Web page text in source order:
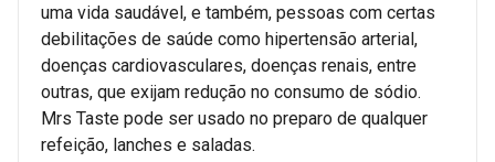
uma vida saudável, e também, pessoas com certas
debilitações de saúde como hipertensão arterial,
doenças cardiovasculares, doenças renais, entre
outras, que exijam redução no consumo de sódio.
Mrs Taste pode ser usado no preparo de qualquer
refeição, lanches e saladas.